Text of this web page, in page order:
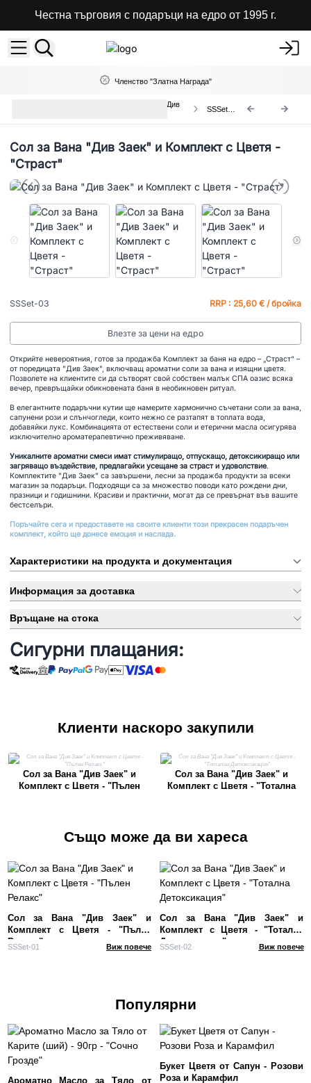
Честна търговия с подаръци на едро от 1995 г.
Членство "Златна Награда"
Комплекти Цветя и Соли за Вана Див
SSSet-03
Сол за Вана "Див Заек" и Комплект с Цветя -
"Страст"
SSSet-03 RRP : 25,60 € / бройка
Влезте за цени на едро
Открийте невероятния, готов за продажба Комплект за баня на едро – „Страст“ –
от поредицата "Див Заек", включващ ароматни соли за вана и изящни цветя.
Позволете на клиентите си да сътворят свой собствен малък СПА оазис всяка
вечер, превръщайки обикновената баня в необикновен ритуал.
В елегантните подаръчни кутии ще намерите хармонично съчетани соли за вана,
сапунени рози и слънчогледи, които нежно се разтапят в топлата вода,
добавяйки лукс. Комбинацията от естествени соли и етерични масла осигурява
изключително ароматерапевтично преживяване.
Уникалните ароматни смеси имат стимулиращо, отпускащо, детоксикиращо или
загряващо въздействие, предлагайки усещане за страст и удоволствие.
Комплектите "Див Заек" са завършени, лесни за продажба продукти за всеки
магазин за подаръци. Подходящи са за множество поводи като рождени дни,
празници и годишнини. Красиви и практични, могат да се превърнат във вашите
бестселъри.
Поръчайте сега и предоставете на своите клиенти този прекрасен подаръчен
комплект, който ще донесе емоция и наслада.
Характеристики на продукта и документация
Информация за доставка
Връщане на стока
Сигурни плащания:
Клиенти наскоро закупили
Сол за Вана "Див Заек" и
Комплект с Цветя - "Пълен
Сол за Вана "Див Заек" и
Комплект с Цветя - "Тотална
Също може да ви хареса
Сол за Вана "Див Заек" и
Комплект с Цветя - "Пълен
Релакс"
SSSet-01 Виж повече
Сол за Вана "Див Заек" и
Комплект с Цветя - "Тотална
Детоксикация"
SSSet-02 Виж повече
Популярни
Ароматно Масло за Тяло от
Букет Цветя от Сапун - Розови
Роза и Карамфил